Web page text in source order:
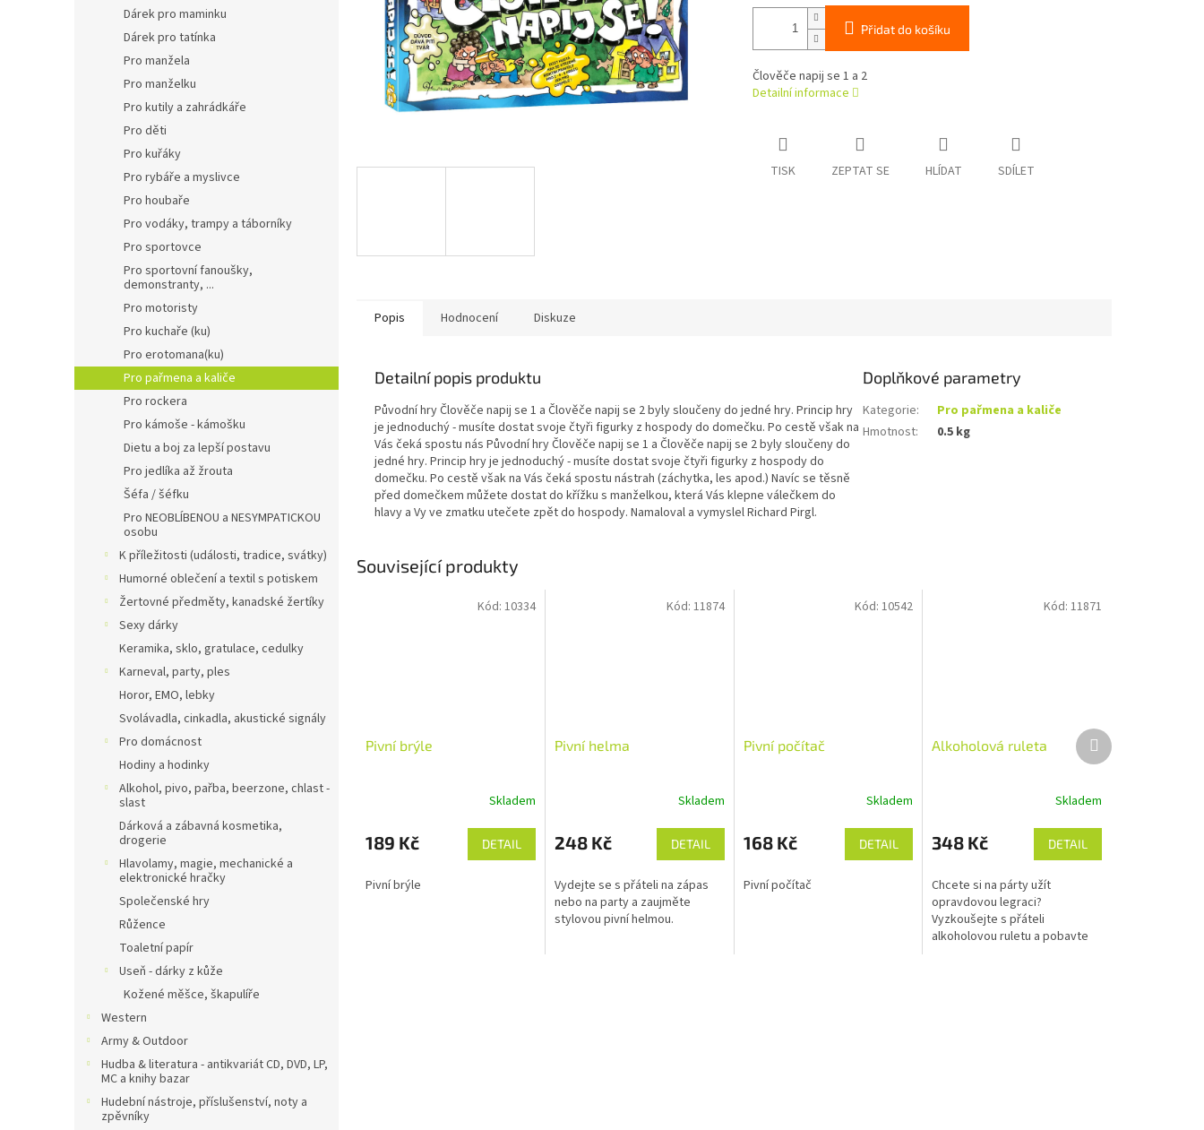
Dárek pro maminku
Dárek pro tatínka
Pro manžela
Pro manželku
Pro kutily a zahrádkáře
Pro děti
Pro kuřáky
Pro rybáře a myslivce
Pro houbaře
Pro vodáky, trampy a táborníky
Pro sportovce
Pro sportovní fanoušky,
demonstranty, ...
Pro motoristy
Pro kuchaře (ku)
Pro erotomana(ku)
Pro pařmena a kaliče
Pro rockera
Pro kámoše - kámošku
Dietu a boj za lepší postavu
Pro jedlíka až žrouta
Šéfa / šéfku
Pro NEOBLÍBENOU a NESYMPATICKOU
osobu
K příležitosti (události, tradice, svátky)
Humorné oblečení a textil s potiskem
Žertovné předměty, kanadské žertíky
Sexy dárky
Keramika, sklo, gratulace, cedulky
Karneval, party, ples
Horor, EMO, lebky
Svolávadla, cinkadla, akustické signály
Pro domácnost
Hodiny a hodinky
Alkohol, pivo, pařba, beerzone, chlast -
slast
Dárková a zábavná kosmetika,
drogerie
Hlavolamy, magie, mechanické a
elektronické hračky
Společenské hry
Růžence
Toaletní papír
Useň - dárky z kůže
Kožené měšce, škapulíře
Western
Army & Outdoor
Hudba & literatura - antikvariát CD, DVD, LP,
MC a knihy bazar
Hudební nástroje, příslušenství, noty a
zpěvníky
Přidat do košíku
Člověče napij se 1 a 2
Detailní informace
TISK ZEPTAT SE HLÍDAT SDÍLET
Popis Hodnocení Diskuze
Detailní popis produktu
Původní hry Člověče napij se 1 a Člověče napij se 2 byly sloučeny do jedné hry. Princip hry
je jednoduchý - musíte dostat svoje čtyři figurky z hospody do domečku. Po cestě však na
Vás čeká spostu nás Původní hry Člověče napij se 1 a Člověče napij se 2 byly sloučeny do
jedné hry. Princip hry je jednoduchý - musíte dostat svoje čtyři figurky z hospody do
domečku. Po cestě však na Vás čeká spostu nástrah (záchytka, les apod.) Navíc se těsně
před domečkem můžete dostat do křížku s manželkou, která Vás klepne válečkem do
hlavy a Vy ve zmatku utečete zpět do hospody. Namaloval a vymyslel Richard Pirgl.
Doplňkové parametry
Kategorie:
Pro pařmena a kaliče
Hmotnost: 0.5 kg
Související produkty
Pivní brýle
Skladem
189 Kč DETAIL
Pivní brýle
Kód: 10334
Pivní helma
Skladem
248 Kč DETAIL
Vydejte se s přáteli na zápas
nebo na party a zaujměte
stylovou pivní helmou.
Kód: 11874
Pivní počítač
Skladem
168 Kč DETAIL
Pivní počítač
Kód:10542
Alkoholová ruleta
Skladem
348 Kč DETAIL
Chcete si na párty užít
opravdovou legraci?
Vyzkoušejte s přáteli
alkoholovou ruletu a pobavte
Kód: 11871
Další
produkt